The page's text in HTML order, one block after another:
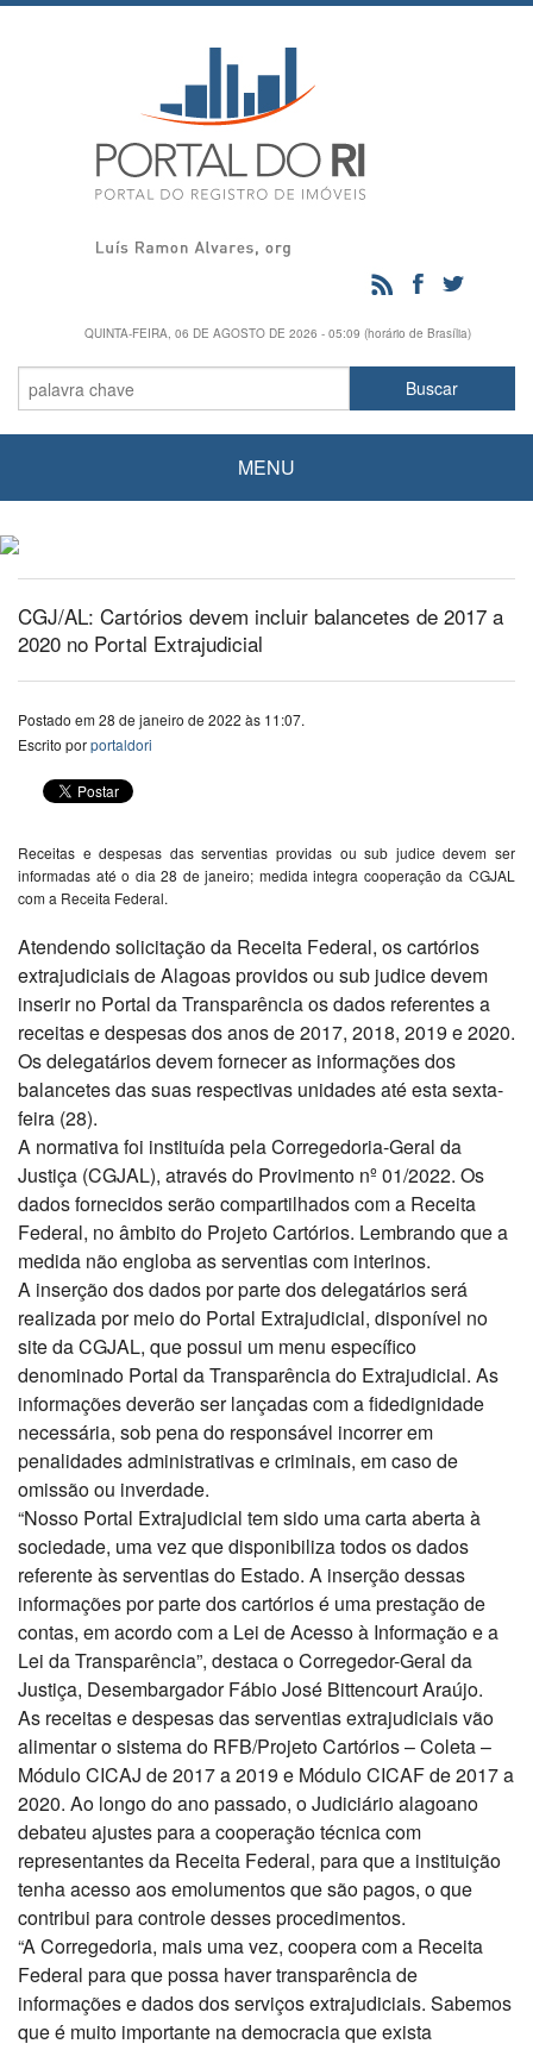
QUINTA-FEIRA, 06 DE AGOSTO DE 2026 - 05:09 (horário de Brasília)
MENU
CGJ/AL: Cartórios devem incluir balancetes de 2017 a
2020 no Portal Extrajudicial
Postado em 28 de janeiro de 2022 às 11:07.
Escrito porportaldori
Receitas e despesas das serventias providas ou sub judice devem ser
informadas até o dia 28 de janeiro; medida integra cooperação da CGJAL
com a Receita Federal.
Atendendo solicitação da Receita Federal, os cartórios
extrajudiciais de Alagoas providos ou sub judice devem
inserir no Portal da Transparência os dados referentes a
receitas e despesas dos anos de 2017, 2018, 2019 e 2020.
Os delegatários devem fornecer as informações dos
balancetes das suas respectivas unidades até esta sexta-
feira (28).
A normativa foi instituída pela Corregedoria-Geral da
Justiça (CGJAL), através do Provimento nº 01/2022. Os
dados fornecidos serão compartilhados com a Receita
Federal, no âmbito do Projeto Cartórios. Lembrando que a
medida não engloba as serventias com interinos.
A inserção dos dados por parte dos delegatários será
realizada por meio do Portal Extrajudicial, disponível no
site da CGJAL, que possui um menu específico
denominado Portal da Transparência do Extrajudicial. As
informações deverão ser lançadas com a fidedignidade
necessária, sob pena do responsável incorrer em
penalidades administrativas e criminais, em caso de
omissão ou inverdade.
“Nosso Portal Extrajudicial tem sido uma carta aberta à
sociedade, uma vez que disponibiliza todos os dados
referente às serventias do Estado. A inserção dessas
informações por parte dos cartórios é uma prestação de
contas, em acordo com a Lei de Acesso à Informação e a
Lei da Transparência”, destaca o Corregedor-Geral da
Justiça, Desembargador Fábio José Bittencourt Araújo.
As receitas e despesas das serventias extrajudiciais vão
alimentar o sistema do RFB/Projeto Cartórios – Coleta –
Módulo CICAJ de 2017 a 2019 e Módulo CICAF de 2017 a
2020. Ao longo do ano passado, o Judiciário alagoano
debateu ajustes para a cooperação técnica com
representantes da Receita Federal, para que a instituição
tenha acesso aos emolumentos que são pagos, o que
contribui para controle desses procedimentos.
“A Corregedoria, mais uma vez, coopera com a Receita
Federal para que possa haver transparência de
informações e dados dos serviços extrajudiciais. Sabemos
que é muito importante na democracia que exista